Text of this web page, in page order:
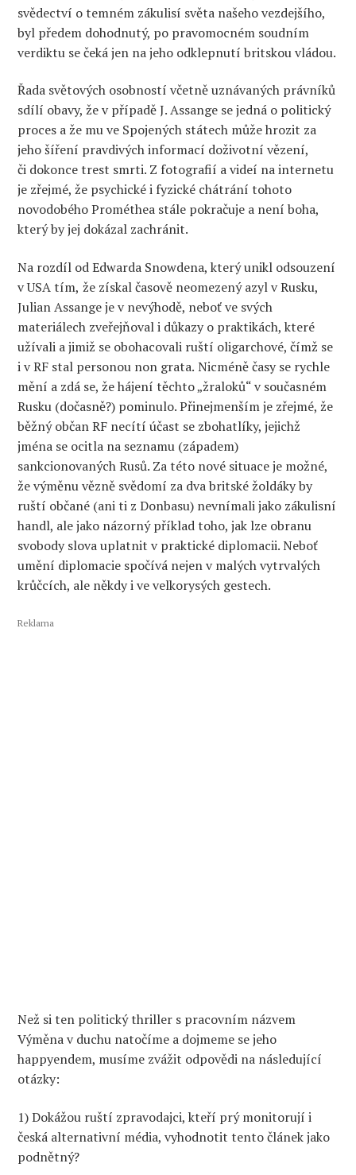
svědectví o temném zákulisí světa našeho vezdejšího,
byl předem dohodnutý, po pravomocném soudním
verdiktu sečeká jen najeho odklepnutíbritskou vládou.
Řada světových osobností včetně uznávaných právníků
sdílí obavy, že v případě J. Assange se jedná o politický
proces a že mu ve Spojených státech může hrozit za
jeho šíření pravdivých informací doživotní vězení,
či dokonce trest smrti. Z fotografií a videí na internetu
je zřejmé, že psychické i fyzické chátrání tohoto
novodobého Prométhea stále pokračuje a není boha,
který by jej dokázal zachránit.
Na rozdíl od Edwarda Snowdena, kterýunikl odsouzení
v USAtím, že získalčasově neomezenýazylv Rusku,
Julian Assangeje v nevýhodě, neboťve svých
materiálech zveřejňoval i důkazy o praktikách,které
užívali ajimiž se obohacovali ruští oligarchové,čímž se
iv RF stal personou non grata. Nicméněčasy se rychle
mění a zdá se, žehájenítěchto „žraloků“vsoučasném
Rusku (dočasně?) pominulo. Přinejmenším je zřejmé, že
běžný občan RF necítí účast se zbohatlíky, jejichž
jména se ocitla na seznamu (západem)
sankcionovanýchRusů. Za této nové situace je možné,
že výměnuvězně svědomí za dvabritskéžoldákyby
ruští občané (ani ti z Donbasu) nevnímalijako zákulisní
handl, ale jako názorný příkladtoho,jak lze obranu
svobody slovauplatnit v praktické diplomacii.Neboť
umění diplomacie spočívá nejen v malých vytrvalých
krůčcích, ale někdy i ve velkorysých gestech.
Reklama
Než si ten politický thriller s pracovním názvem
Výměnav duchu natočíme a dojmeme se jeho
happyendem, musíme zvážit odpovědi na následující
otázky:
1)Dokážou ruští zpravodajci, kteří prýmonitorujíi
česká alternativní média, vyhodnotit tento článek jako
podnětný?